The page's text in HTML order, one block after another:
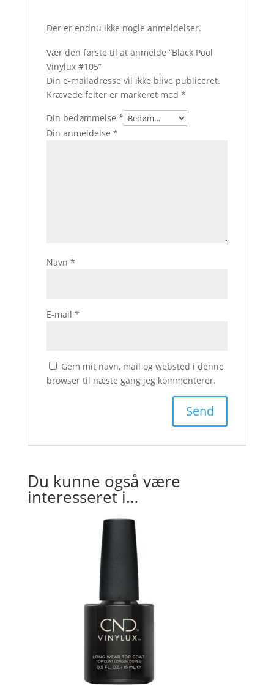
Der er endnu ikke nogle anmeldelser.
Vær den første til at anmelde “Black Pool
Vinylux #105”
Din e-mailadresse vil ikke blive publiceret.
Krævede felter er markeret med *
Din bedømmelse *
Din anmeldelse *
Navn *
E-mail *
Gem mit navn, mail og websted i denne
browser til næste gang jeg kommenterer.
Du kunne også være
interesseret i…